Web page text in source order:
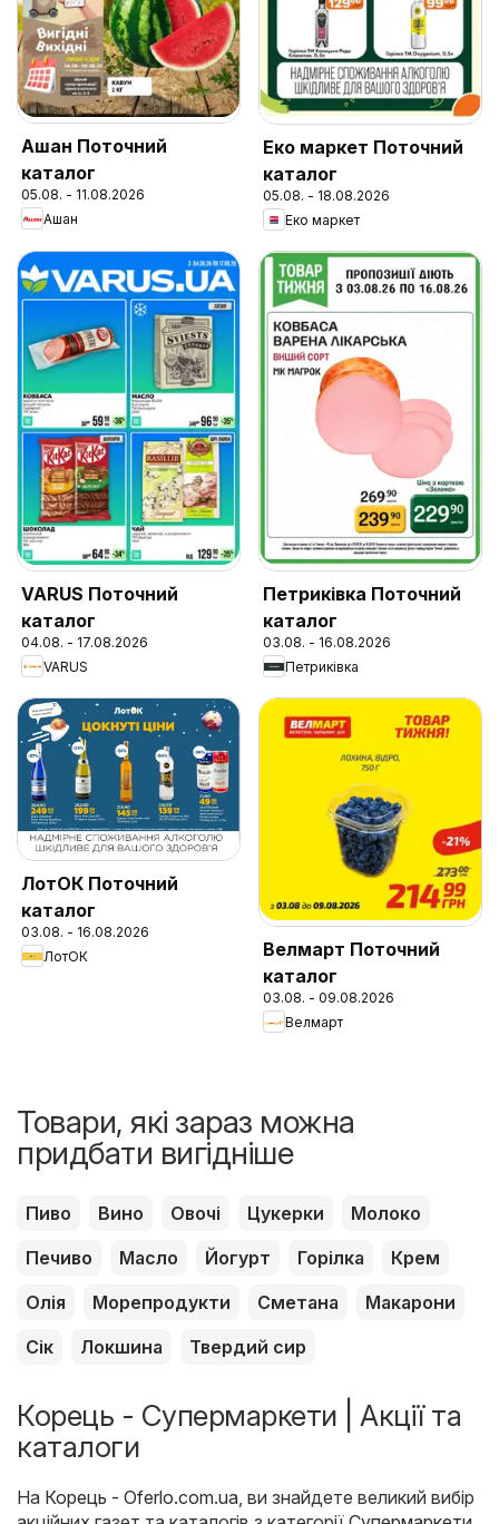
Ашан Поточний
каталог
05.08. - 11.08.2026
Ашан
Еко маркет Поточний
каталог
05.08. - 18.08.2026
Еко маркет
VARUS Поточний
каталог
04.08. - 17.08.2026
VARUS
Петриківка Поточний
каталог
03.08. - 16.08.2026
Петриківка
ЛотОК Поточний
каталог
03.08. - 16.08.2026
ЛотОК
Велмарт Поточний
каталог
03.08. - 09.08.2026
Велмарт
Товари, які зараз можна
придбати вигідніше
Пиво Вино Овочі Цукерки
Молоко
Печиво
Масло Йогурт Горілка
Крем
Олія
Морепродукти Сметана
Макарони
Сік
Локшина Твердий сир
Корець - Супермаркети | Акції та
каталоги
На Корець - Oferlo.com.ua, ви знайдете великий вибір